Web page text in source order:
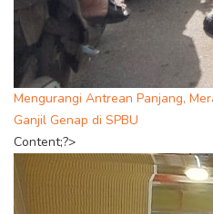
Mengurangi Antrean Panjang,
Ganjil Genap di SPBU
Content;?>